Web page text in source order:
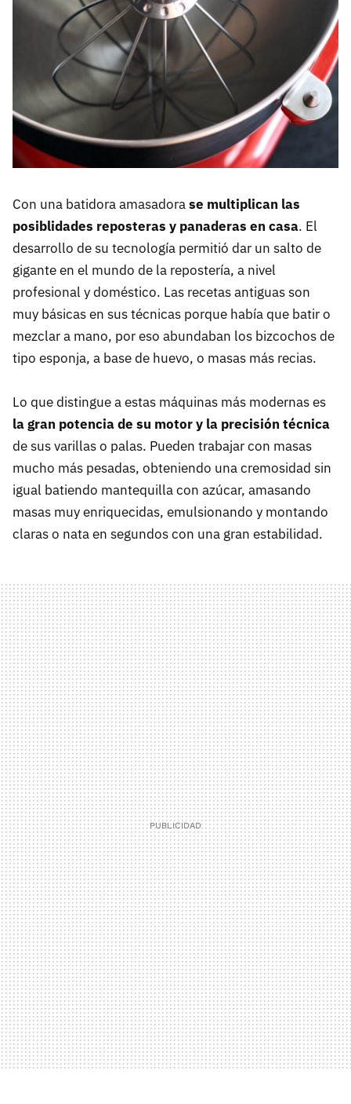
Con una batidora amasadorase multiplican las
posiblidades reposteras y panaderas en casa. El
desarrollo de su tecnología permitió dar un salto de
gigante en el mundo de la repostería, a nivel
profesional y doméstico. Las recetas antiguas son
muy básicas en sus técnicas porque había que batir o
mezclar a mano, por eso abundaban los bizcochos de
tipo esponja, a base de huevo, o masas más recias.
Lo que distingue a estas máquinas más modernas es
la gran potencia de su motor y la precisión técnica
de sus varillas o palas. Pueden trabajar con masas
mucho más pesadas, obteniendo una cremosidad sin
igual batiendo mantequilla con azúcar, amasando
masas muy enriquecidas, emulsionando y montando
claras o nata en segundos con una gran estabilidad.